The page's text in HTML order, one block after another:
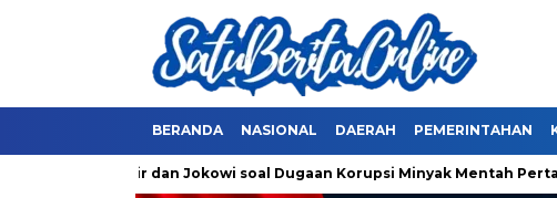
BERANDA NASIONAL DAERAH PEMERINTAHAN
Erick Thohir dan Jokowi soal Dugaan Korupsi Minyak Mentah